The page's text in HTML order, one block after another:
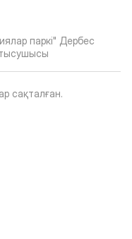
паркі" Дербес
сақталған.